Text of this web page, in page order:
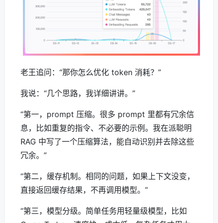
老王追问：“那你怎么优化 token 消耗？”
我说：“几个思路，我详细讲讲。”
“第一，prompt 压缩。很多 prompt 里都有冗余信
息，比如重复的指令、不必要的示例。我在派聪明
RAG 中写了一个压缩算法，能自动识别并去除这些
冗余。”
“第二，缓存机制。相同的问题，如果上下文没变，
直接返回缓存结果，不再调用模型。”
“第三，模型分级。简单任务用轻量级模型，比如